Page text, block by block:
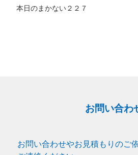
本日のまかない２２７
お問い合わ
お問い合わせやお見積もりのご